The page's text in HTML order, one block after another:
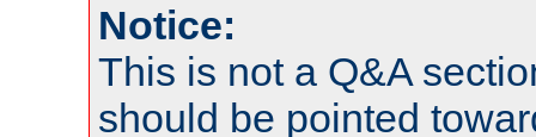
Notice:
This is not a Q&A
should be pointed